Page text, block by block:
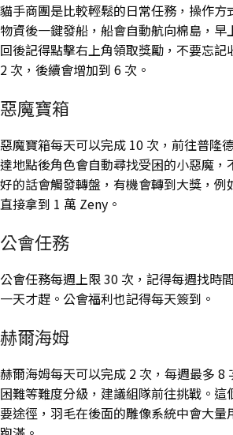
貓手商團是比較輕鬆的日常任務，操作方
物資後一鍵發船，船會自動航向棉島，早
回後記得點擊右上角領取獎勵，不要忘
2 次，後續會增加到 6 次。
惡魔寶箱
惡魔寶箱每天可以完成 10 次，前往普隆
達地點後角色會自動尋找受困的小惡魔，
好的話會觸發轉盤，有機會轉到大獎，例
直接拿到 1 萬 Zeny。
公會任務
公會任務每週上限 30 次，記得每週找時
一天才趕。公會福利也記得每天簽到。
赫爾海姆
赫爾海姆每天可以完成 2 次，每週最多 8
困難等難度分級，建議組隊前往挑戰。
要途徑，羽毛在後面的雕像系統中會大量